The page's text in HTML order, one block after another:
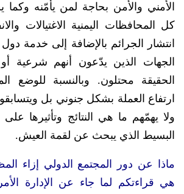
الأمني والأمن بحاجة لمن يأمّنه
كل المحافظات اليمنية الاغتيالات
انتشار الجرائم بالإضافة إلى خدمة
الجهات الذين يدّعون أنهم شرعية
الحقيقة محتلون. وبالنسبة للوضع
ارتفاع العملة بشكل جنوني بل
ولا يهمّهم ما هي النتائج وتأثيرها
البسيط الذي يبحث عن لقمة العيش.
ماذا عن دور المجتمع الدولي إزاء
هي قراءتكم لما جاء عن الإدارة